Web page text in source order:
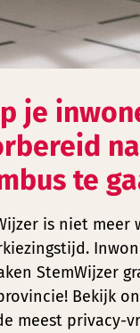
je
te
is niet meer
StemWijzer
Bekijk
meest privacy-